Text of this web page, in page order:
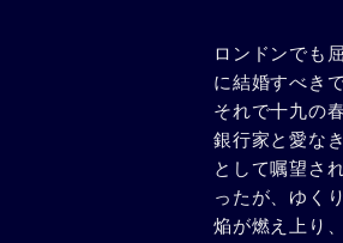
ロンドンでも
に結婚すべき
それで十九の
銀行家と愛な
として嘱望さ
ったが、ゆく
焔が燃え上り